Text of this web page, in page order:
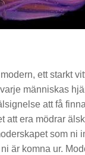
ett starkt
människas
att få
att era mödrar
som ni
är komna ur.